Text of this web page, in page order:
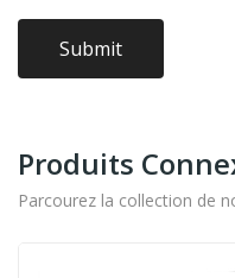
Produits
Parcourez la collection de